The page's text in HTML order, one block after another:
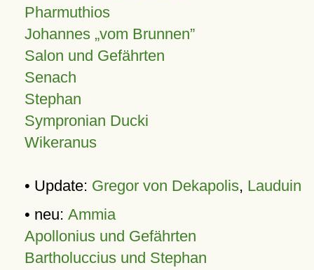
Pharmuthios
Johannes vom Brunnen
Salon und Gefährten
Senach
Stephan
Sympronian Ducki
Wikeranus
• Update: Gregor von Dekapolis, Lauduin
• neu: Ammia
Apollonius und Gefährten
Bartholuccius und Stephan